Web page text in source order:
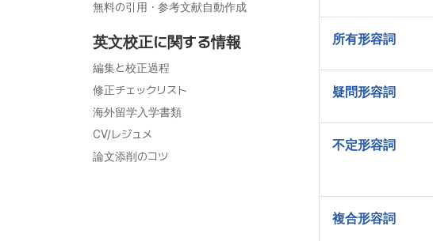
無料の引用・参考文献自動作成
英文校正に関する情報
編集と校正過程
修正チェックリスト
海外留学入学書類
CV/レジュメ
論文添削のコツ
所有形容詞
疑問形容詞
不定形容詞
複合形容詞